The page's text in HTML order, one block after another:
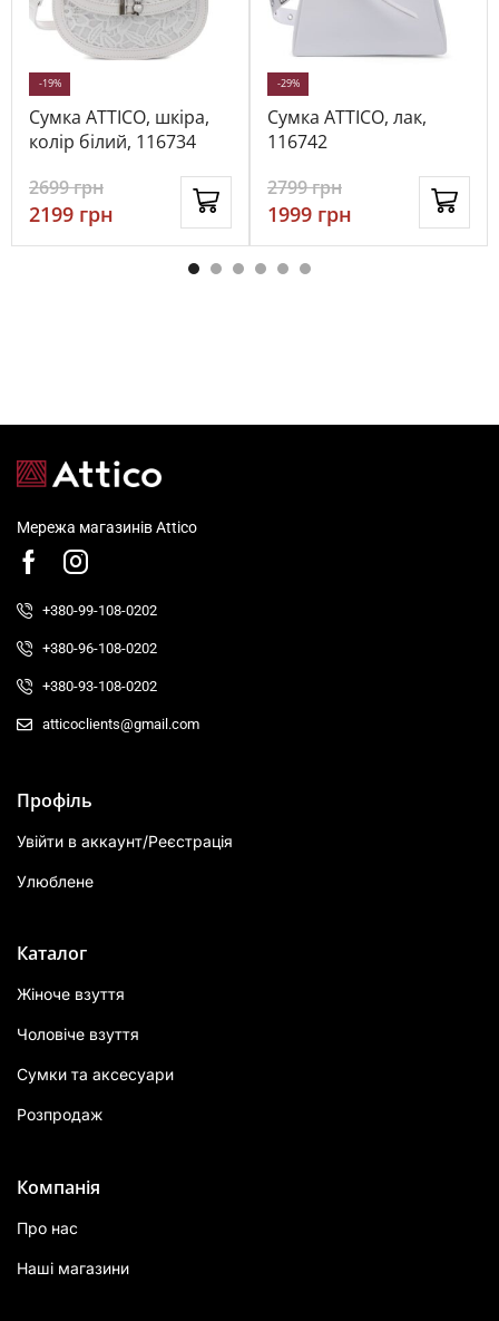
Сумка ATTICO, шкіра,
колір білий, 116734
-19%
2699грн
2199 грн
Сумка ATTICO, лак,
116742
-29%
2799грн
1999 грн
Мережа магазинів Attico
+380-99-108-0202
+380-96-108-0202
+380-93-108-0202
atticoclients@gmail.com
Профіль
Увійти в аккаунт/Реєстрація
Улюблене
Каталог
Жіноче взуття
Чоловіче взуття
Сумки та аксесуари
Розпродаж
Компанія
Про нас
Наші магазини